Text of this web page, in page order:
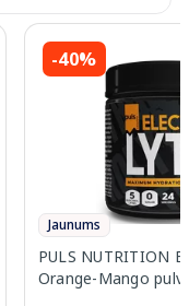
-40%
Jaunums
PULS NUTRITION
Orange-Mango